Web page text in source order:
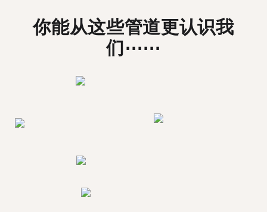
你能从这些管道更认识我
们⋯⋯